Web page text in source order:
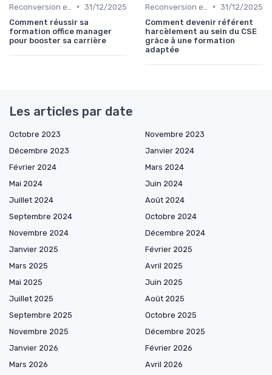
• 31/12/2025
Comment réussir sa
formation office manager
pour booster sa carrière
• 31/12/2025
Comment devenir référent
harcèlement au sein du CSE
grâce à une formation
adaptée
Les articles par date
Octobre 2023
Novembre 2023
Décembre 2023
Janvier 2024
Février 2024
Mars 2024
Mai 2024
Juin 2024
Juillet 2024
Août 2024
Septembre 2024
Octobre 2024
Novembre 2024
Décembre 2024
Janvier 2025
Février 2025
Mars 2025
Avril 2025
Mai 2025
Juin 2025
Juillet 2025
Août 2025
Septembre 2025
Octobre 2025
Novembre 2025
Décembre 2025
Janvier 2026
Février 2026
Mars 2026
Avril 2026